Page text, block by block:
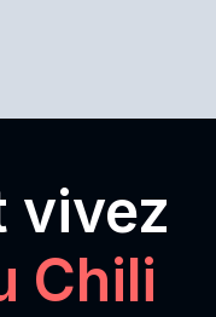
vivez
Chili